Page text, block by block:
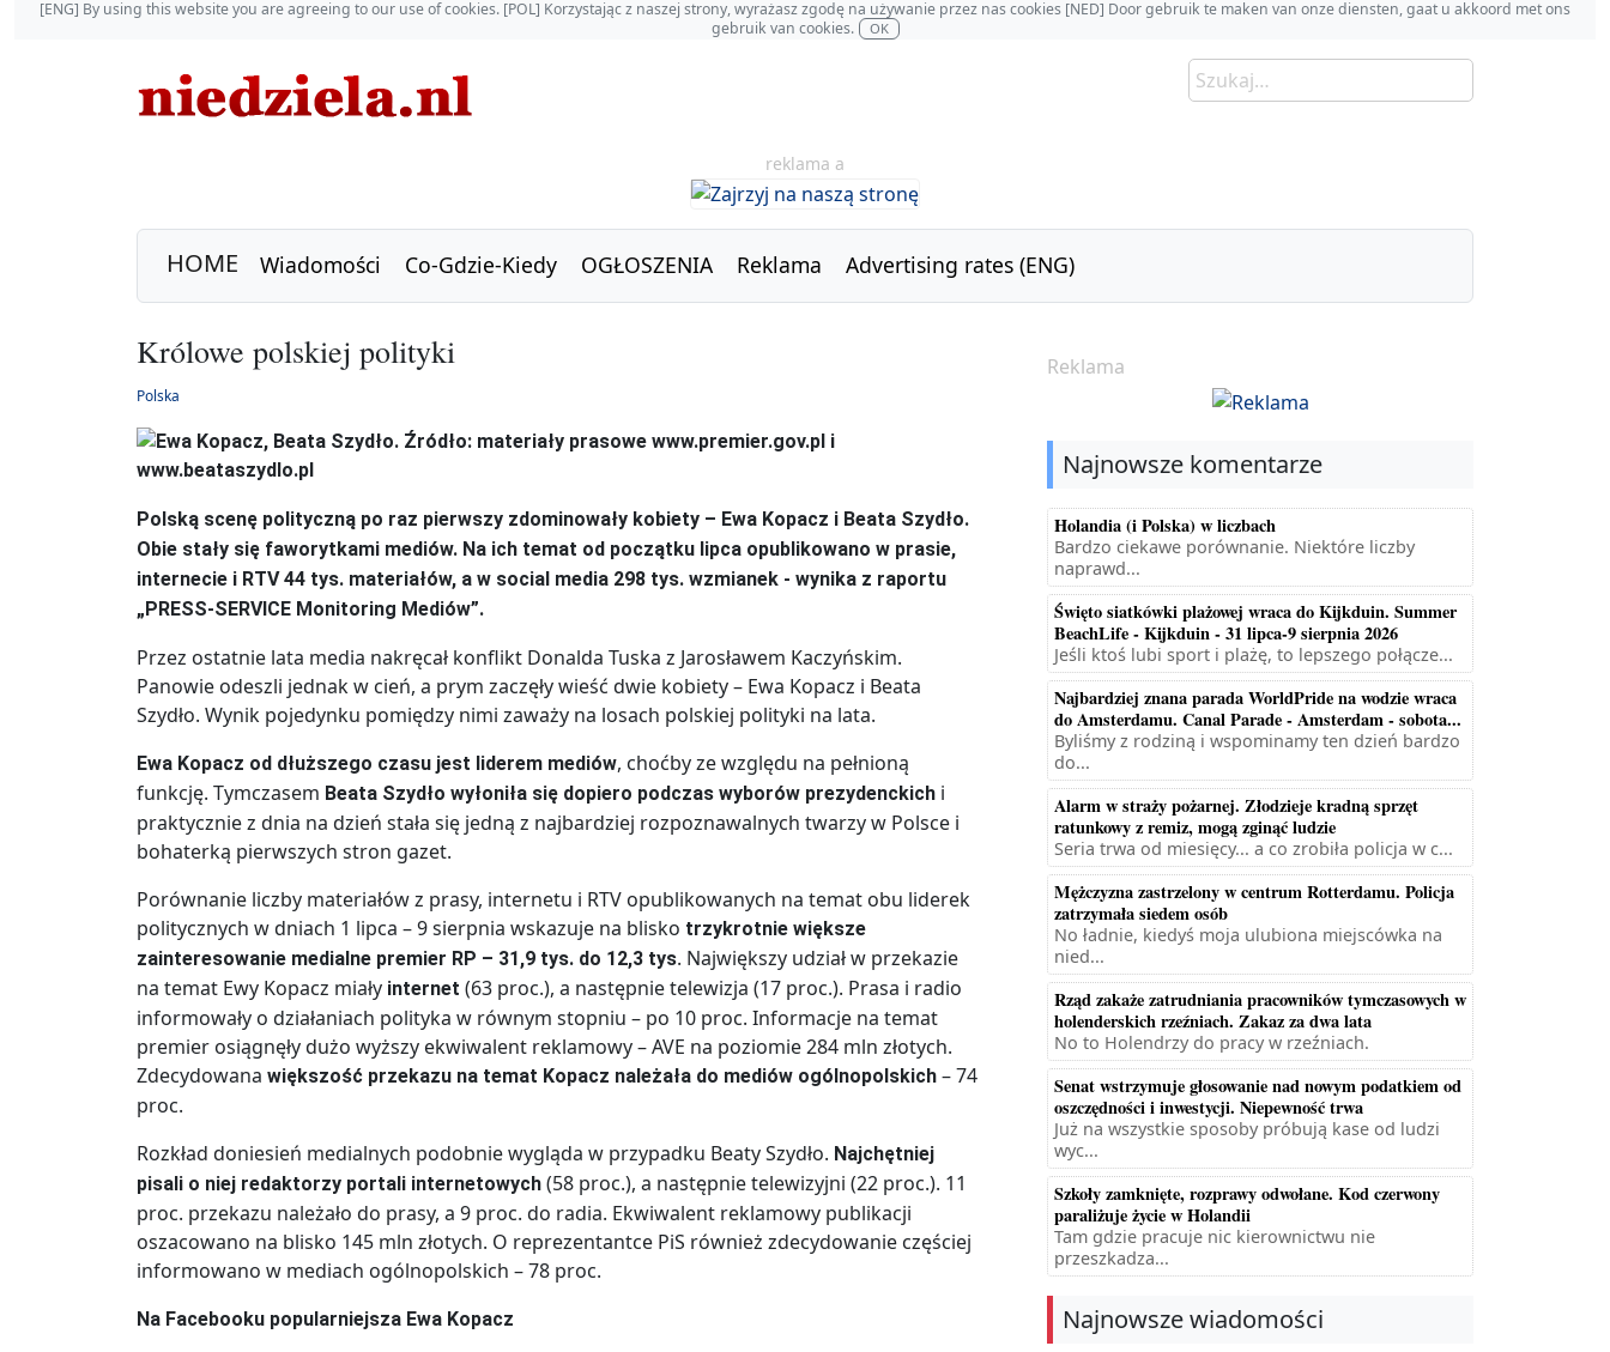
[ENG] By using this website you are agreeing to our use of cookies. [POL] Korzystając z naszej strony, wyrażasz zgodę na używanie przez nas cookies [NED] Door gebruik te maken van onze diensten, gaat u akkoord met ons
gebruik van cookies.
OK
reklama a
HOME Wiadomości Co-Gdzie-Kiedy OGŁOSZENIA Reklama Advertising rates (ENG)
Królowe polskiej polityki
Polska
Polską scenę polityczną po raz pierwszy zdominowały kobiety – Ewa Kopacz i Beata Szydło.
Obie stały się faworytkami mediów. Na ich temat od początku lipca opublikowano w prasie,
internecie i RTV 44 tys. materiałów, a w social media 298 tys. wzmianek - wynika z raportu
„PRESS-SERVICE Monitoring Mediów”.
Przez ostatnie lata media nakręcał konflikt Donalda Tuska z Jarosławem Kaczyńskim.
Panowie odeszli jednak w cień, a prym zaczęły wieść dwie kobiety – Ewa Kopacz i Beata
Szydło. Wynik pojedynku pomiędzy nimi zaważy na losach polskiej polityki na lata.
Ewa Kopacz od dłuższego czasu jest liderem mediów, choćby ze względu na pełnioną
funkcję. Tymczasem Beata Szydło wyłoniła się dopiero podczas wyborów prezydenckich i
praktycznie z dnia na dzień stała się jedną z najbardziej rozpoznawalnych twarzy w Polsce i
bohaterką pierwszych stron gazet.
Porównanie liczby materiałów z prasy, internetu i RTV opublikowanych na temat obu liderek
politycznych w dniach 1 lipca – 9 sierpnia wskazuje na blisko trzykrotnie większe
zainteresowanie medialne premier RP – 31,9 tys. do 12,3 tys. Największy udział w przekazie
na temat Ewy Kopacz miały internet (63 proc.), a następnie telewizja (17 proc.). Prasa i radio
informowały o działaniach polityka w równym stopniu – po 10 proc. Informacje na temat
premier osiągnęły dużo wyższy ekwiwalent reklamowy – AVE na poziomie 284 mln złotych.
Zdecydowana większość przekazu na temat Kopacz należała do mediów ogólnopolskich – 74
proc.
Rozkład doniesień medialnych podobnie wygląda w przypadku Beaty Szydło. Najchętniej
pisali o niej redaktorzy portali internetowych (58 proc.), a następnie telewizyjni (22 proc.). 11
proc. przekazu należało do prasy, a 9 proc. do radia. Ekwiwalent reklamowy publikacji
oszacowano na blisko 145 mln złotych. O reprezentantce PiS również zdecydowanie częściej
informowano w mediach ogólnopolskich – 78 proc.
Na Facebooku popularniejsza Ewa Kopacz
Reklama
Najnowsze komentarze
Holandia (i Polska) w liczbach
Bardzo ciekawe porównanie. Niektóre liczby
naprawd...
Święto siatkówki plażowej wraca do Kijkduin. Summer
BeachLife - Kijkduin - 31 lipca-9 sierpnia 2026
Jeśli ktoś lubi sport i plażę, to lepszego połącze...
Najbardziej znana parada WorldPride na wodzie wraca
do Amsterdamu. Canal Parade - Amsterdam - sobota...
Byliśmy z rodziną i wspominamy ten dzień bardzo
do...
Alarm w straży pożarnej. Złodzieje kradną sprzęt
ratunkowy z remiz, mogą zginąć ludzie
Seria trwa od miesięcy... a co zrobiła policja w c...
Mężczyzna zastrzelony w centrum Rotterdamu. Policja
zatrzymała siedem osób
No ładnie, kiedyś moja ulubiona miejscówka na
nied...
Rząd zakaże zatrudniania pracowników tymczasowych w
holenderskich rzeźniach. Zakaz za dwa lata
No to Holendrzy do pracy w rzeźniach.
Senat wstrzymuje głosowanie nad nowym podatkiem od
oszczędności i inwestycji. Niepewność trwa
Już na wszystkie sposoby próbują kase od ludzi
wyc...
Szkoły zamknięte, rozprawy odwołane. Kod czerwony
paraliżuje życie w Holandii
Tam gdzie pracuje nic kierownictwu nie
przeszkadza...
Najnowsze wiadomości